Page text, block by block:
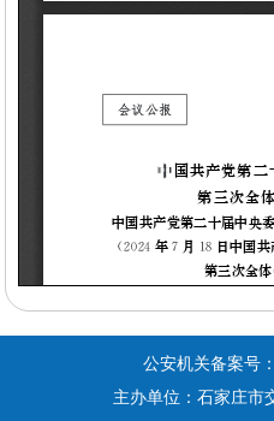
公安机关备案号：
主办单位：石家庄市